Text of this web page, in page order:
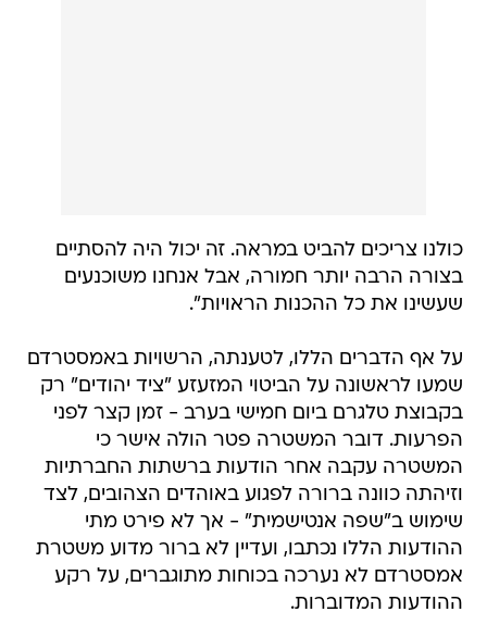
כולנו צריכים להביט במראה. זה יכול היה להסתיים
בצורה הרבה יותר חמורה, אבל אנחנו משוכנעים
שעשינו את כל ההכנות הראויות".
על אף הדברים הללו, לטענתה, הרשויות באמסטרדם
שמעו לראשונה על הביטוי המזעזע "ציד יהודים" רק
בקבוצת טלגרם ביום חמישי בערב - זמן קצר לפני
הפרעות. דובר המשטרה פטר הולה אישר כי
המשטרה עקבה אחר הודעות ברשתות החברתיות
וזיהתה כוונה ברורה לפגוע באוהדים הצהובים, לצד
שימוש ב"שפה אנטישמית" - אך לא פירט מתי
ההודעות הללו נכתבו, ועדיין לא ברור מדוע משטרת
אמסטרדם לא נערכה בכוחות מתוגברים, על רקע
ההודעות המדוברות.